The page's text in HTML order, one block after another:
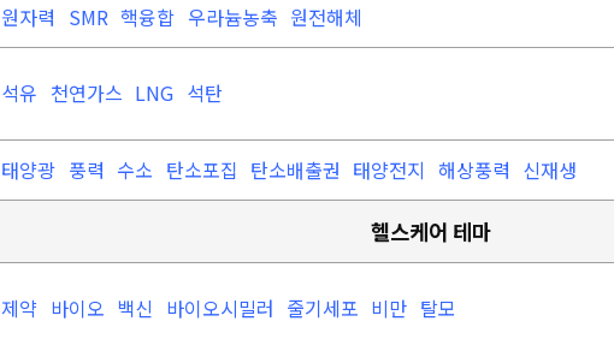
원자력 SMR 핵융합 우라늄농축 원전해체
석유 천연가스 LNG 석탄
태양광 풍력 수소 탄소포집 탄소배출권 태양전지 해상풍력 신재생
헬스케어 테마
제약 바이오 백신 바이오시밀러 줄기세포 비만 탈모